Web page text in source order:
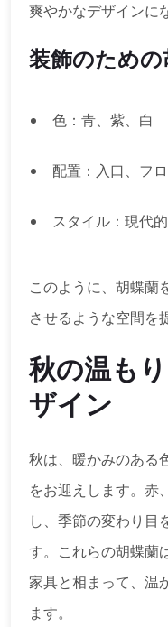
爽やかなデザインに
装飾のため
色：青、紫、白
配置：入口、フ
スタイル：現代
このように、胡蝶蘭
させるような空間を
秋の温も
ザイン
秋は、暖かみのある
をお迎えします。赤
し、季節の変わり目
す。これらの胡蝶蘭
家具と相まって、温
ます。